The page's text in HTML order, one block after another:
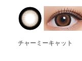
チャーミーキャット